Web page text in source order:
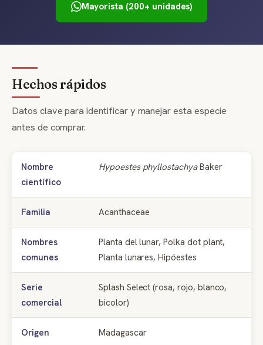
Mayorista (200+ unidades)
Hechos rápidos
Datos clave para identificar y manejar esta especie
antes de comprar.
Nombre
científico
Hypoestes phyllostachyaBaker
Familia Acanthaceae
Nombres
comunes
Planta del lunar, Polka dot plant,
Planta lunares, Hipóestes
Serie
comercial
Splash Select (rosa, rojo, blanco,
bicolor)
Origen Madagascar